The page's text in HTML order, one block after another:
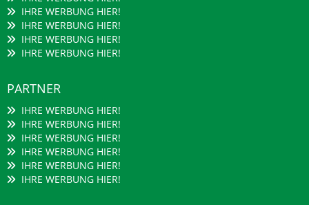
IHRE WERBUNG HIER!
IHRE WERBUNG HIER!
IHRE WERBUNG HIER!
IHRE WERBUNG HIER!
PARTNER
IHRE WERBUNG HIER!
IHRE WERBUNG HIER!
IHRE WERBUNG HIER!
IHRE WERBUNG HIER!
IHRE WERBUNG HIER!
IHRE WERBUNG HIER!